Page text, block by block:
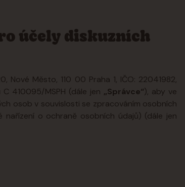
účely diskuzních
Město, 110 00 Praha 1, IČO: 22041982,
410095/MSPH (dále jen „Správce“), aby ve
osob v souvislosti se zpracováním osobních
o ochraně osobních údajů) (dále jen